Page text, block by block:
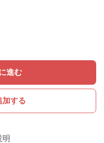
進む
加する
明